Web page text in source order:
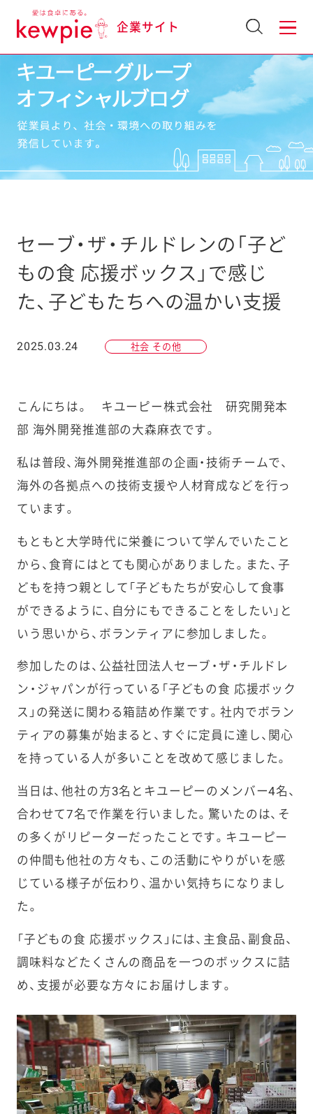
企業サイト
セーブ・ザ・チルドレンの「子ど
もの食 応援ボックス」で感じ
た、子どもたちへの温かい支援
2025.03.24 社会 その他
こんにちは。 キユーピー株式会社 研究開発本
部 海外開発推進部の大森麻衣です。
私は普段、海外開発推進部の企画・技術チームで、
海外の各拠点への技術支援や人材育成などを行っ
ています。
もともと大学時代に栄養について学んでいたこと
から、食育にはとても関心がありました。また、子
どもを持つ親として「子どもたちが安心して食事
ができるように、自分にもできることをしたい」と
いう思いから、ボランティアに参加しました。
参加したのは、公益社団法人セーブ・ザ・チルドレ
ン・ジャパンが行っている「子どもの食 応援ボック
ス」の発送に関わる箱詰め作業です。社内でボラン
ティアの募集が始まると、すぐに定員に達し、関心
を持っている人が多いことを改めて感じました。
当日は、他社の方3名とキユーピーのメンバー4名、
合わせて7名で作業を行いました。驚いたのは、そ
の多くがリピーターだったことです。キユーピー
の仲間も他社の方々も、この活動にやりがいを感
じている様子が伝わり、温かい気持ちになりまし
た。
「子どもの食 応援ボックス」には、主食品、副食品、
調味料などたくさんの商品を一つのボックスに詰
め、支援が必要な方々にお届けします。